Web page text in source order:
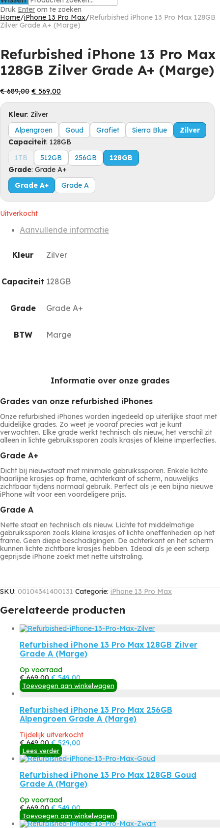
Druk Enter om te zoeken
Home/iPhone 13 Pro Max/Refurbished iPhone 13 Pro Max 128GB
Zilver Grade A+ (Marge)
Refurbished iPhone 13 Pro Max
128GB Zilver Grade A+ (Marge)
€689,00 Oorspronkelijke
€ 689,00.
€ 569,00
Kleur: Zilver
Alpengroen
Goud Grafiet Sierra Blue
Zilver
Capaciteit: 128GB
1TB
512GB 256GB
128GB
Grade: Grade A+
Grade A+
Grade A
Uitverkocht
Aanvullende informatie
Kleur Zilver
Capaciteit 128GB
Grade Grade A+
BTW Marge
Informatie over onze grades
Grades van onze refurbished iPhones
Onze refurbished iPhones worden ingedeeld op uiterlijke staat met
duidelijke grades. Zo weet je vooraf precies wat je kunt
verwachten. Elke grade werkt technisch als nieuw, het verschil zit
alleen in lichte gebruikssporen zoals krasjes of kleine imperfecties.
Grade A+
Dicht bij nieuwstaat met minimale gebruikssporen. Enkele lichte
haarlijne krasjes op frame, achterkant of scherm, nauwelijks
zichtbaar tijdens normaal gebruik. Perfect als je een bijna nieuwe
iPhone wilt voor een voordeligere prijs.
Grade A
Nette staat en technisch als nieuw. Lichte tot middelmatige
gebruikssporen zoals kleine krasjes of lichte oneffenheden op het
frame. Geen diepe beschadigingen. De achterkant en het scherm
kunnen lichte zichtbare krasjes hebben. Ideaal als je een scherp
geprijsde iPhone zoekt met nette uitstraling.
SKU: 00104341400131 Categorie: iPhone 13 Pro Max
Gerelateerde producten
Refurbished iPhone 13 Pro Max 128GB Zilver
Grade A (Marge)
Op voorraad
€669,00Oorspronkelijke
prijs
was:
€549,00Huidige
prijs
is:
Toevoegen aan winkelwagen
Refurbished iPhone 13 Pro Max 256GB
Alpengroen Grade A (Marge)
Tijdelijk uitverkocht
€649,00Oorspronkelijke
prijs
was:
€529,00
is:
Lees verder
Refurbished iPhone 13 Pro Max 128GB Goud
Grade A (Marge)
Op voorraad
€669,00Oorspronkelijke
prijs
was:
€549,00Huidige
prijs
is:
Toevoegen aan winkelwagen